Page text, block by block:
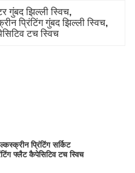
गुंबद झिल्ली स्विच,
प्रिंटिंग गुंबद झिल्ली स्विच,
टच स्विच
प्रिंटिंग सर्किट
फ्लैट कैपेसिटिव टच स्विच